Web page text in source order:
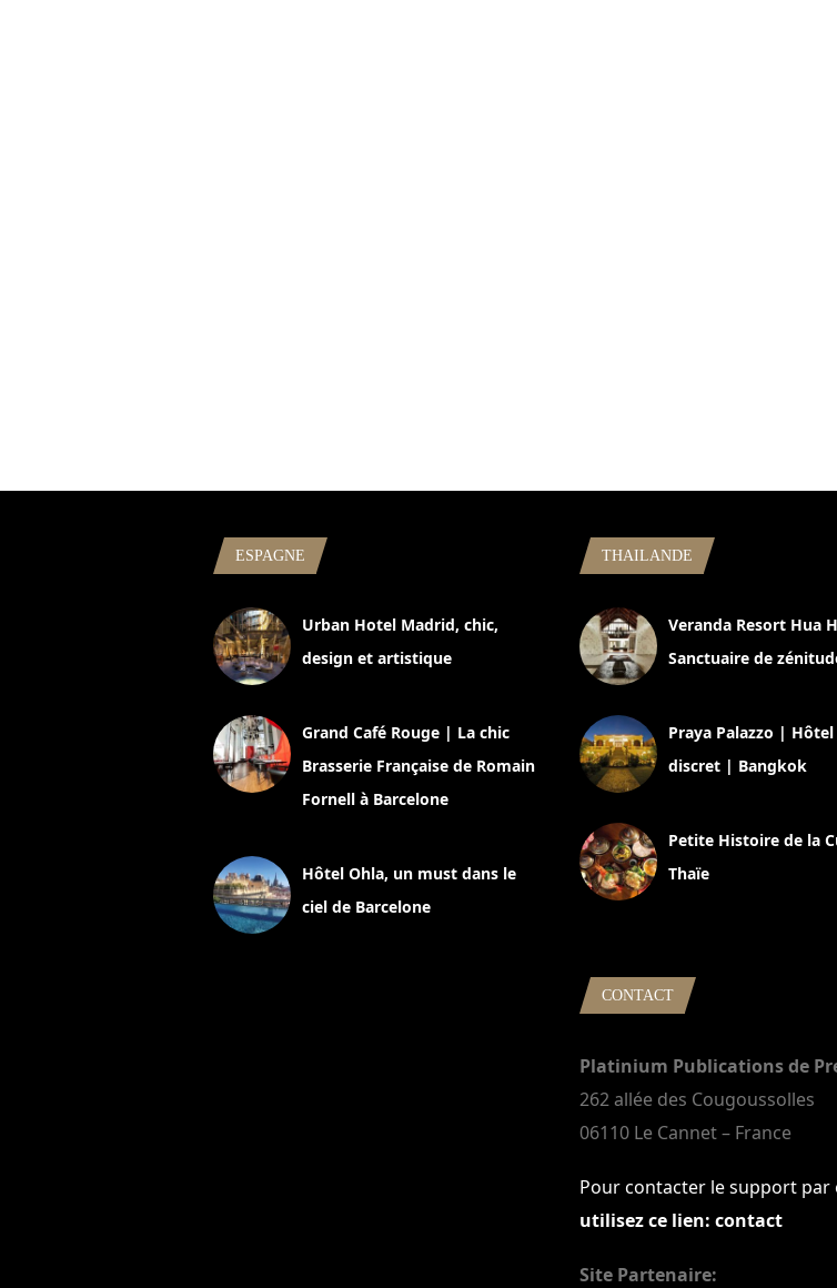
ESPAGNE
Urban Hotel Madrid, chic,
design et artistique
Grand Café Rouge | La chic
Brasserie Française de Romain
Fornell à Barcelone
Hôtel Ohla, un must dans le
ciel de Barcelone
THAILANDE
Veranda Resort Hua
Sanctuaire de
Praya Palazzo |
discret | Bangkok
Petite Histoire de la
Thaïe
CONTACT
Platinium Publications de
262 allée des Cougoussolles
06110 Le Cannet – France
Pour contacter le support par
utilisez ce lien: contact
Site Partenaire: